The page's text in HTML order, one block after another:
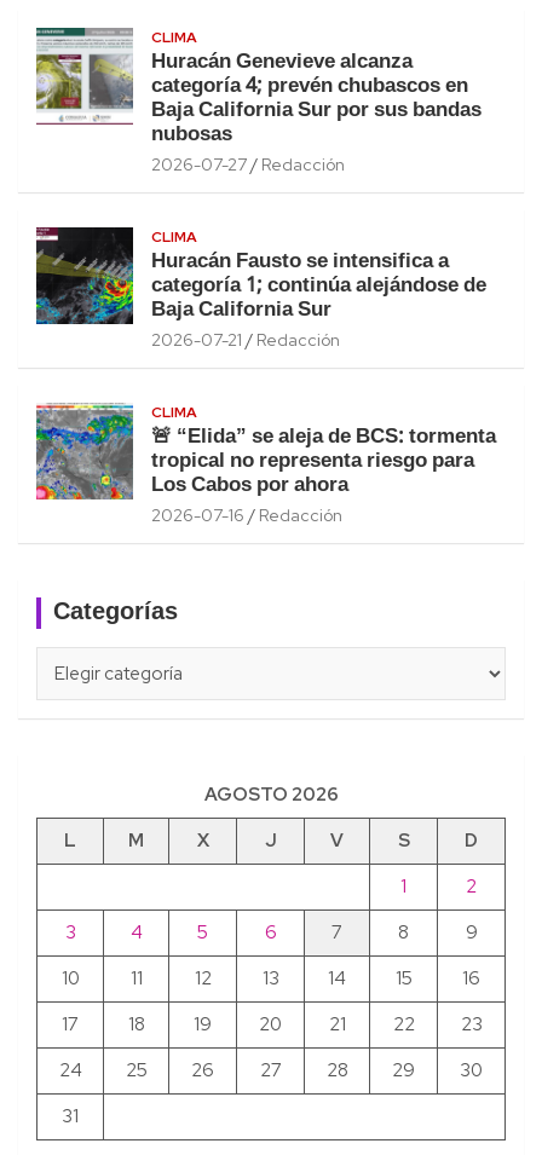
CLIMA
Huracán Genevieve alcanza
categoría 4; prevén chubascos en
Baja California Sur por sus bandas
nubosas
2026-07-27 Redacción
CLIMA
Huracán Fausto se intensifica a
categoría 1; continúa alejándose de
Baja California Sur
2026-07-21 Redacción
CLIMA
🚨 “Elida” se aleja de BCS: tormenta
tropical no representa riesgo para
Los Cabos por ahora
2026-07-16 Redacción
Categorías
AGOSTO 2026
L
M X J V S
D
1
2
3
4 5 6 7 8
9
10
11 12 13 14 15
16
17
18 19 20 21 22
23
24
25 26 27 28 29
30
31